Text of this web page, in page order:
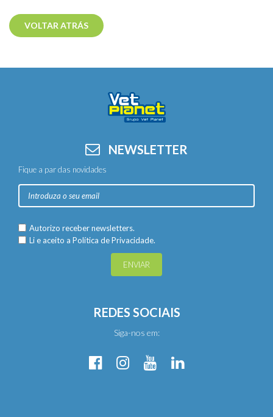
VOLTAR ATRÁS
NEWSLETTER
Fique a par das novidades
Autorizo receber newsletters.
Li e aceito a Política de Privacidade.
ENVIAR
REDES SOCIAIS
Siga-nos em: